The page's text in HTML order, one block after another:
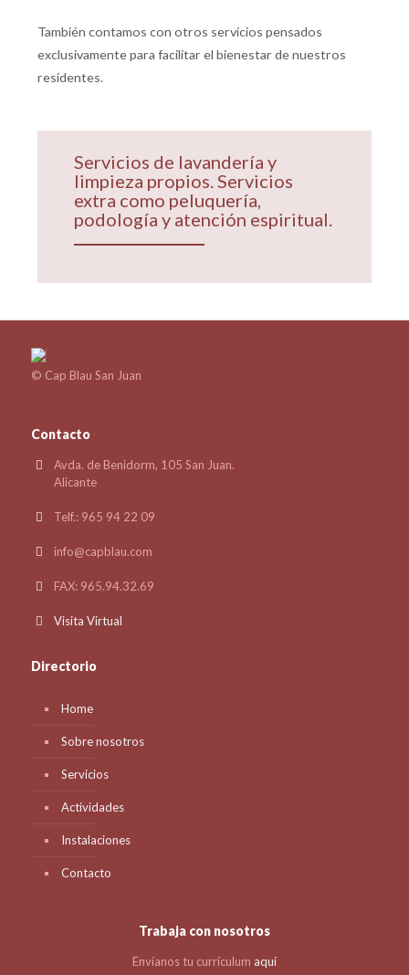
También contamos con otros servicios pensados
exclusivamente para facilitar el bienestar de nuestros
residentes.
Servicios de lavandería y
limpieza propios. Servicios
extra como peluquería,
podología y atención espiritual.
© Cap Blau San Juan
Contacto
Avda. de Benidorm, 105 San Juan.
Alicante
Telf.: 965 94 22 09
info@capblau.com
FAX: 965.94.32.69
Visita Virtual
Directorio
Home
Sobre nosotros
Servicios
Actividades
Instalaciones
Contacto
Trabaja con nosotros
Envíanos tu currículum aquí